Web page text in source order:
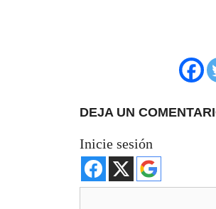
DEJA UN
Inicie sesión